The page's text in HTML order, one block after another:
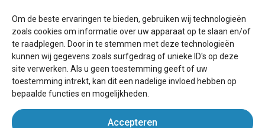
Om de beste ervaringen te bieden, gebruiken wij technologieën
zoals cookies om informatie over uw apparaat op te slaan en/of
te raadplegen. Door in te stemmen met deze technologieën
kunnen wij gegevens zoals surfgedrag of unieke ID's op deze
site verwerken. Als u geen toestemming geeft of uw
toestemming intrekt, kan dit een nadelige invloed hebben op
bepaalde functies en mogelijkheden.
Accepteren
Blog
Voor eigenaren
Een advertentie plaatsen
Succesvol verhuren vakantiewoning